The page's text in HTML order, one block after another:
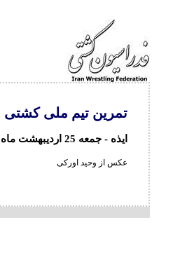
تمرین تیم ملی
ایذه - جمعه 25 اردیبهشت ماه
عکس از وحید اورکی